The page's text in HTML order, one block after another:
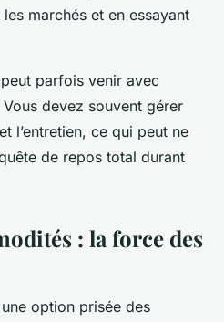
marchés et en essayant
parfois venir avec
devez souvent gérer
et l’entretien, ce qui peut ne
de repos total durant
: la force des
option prisée des